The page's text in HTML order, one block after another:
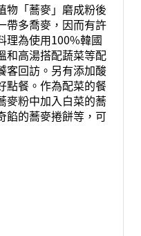
物「蕎麥」磨成粉後
帶多喬麥，因而有許
理為使用100%韓國
和高湯搭配蔬菜等配
客回訪。另有添加酸
點餐。作為配菜的餐
麥粉中加入白菜的蕎
餡的蕎麥捲餅等，可